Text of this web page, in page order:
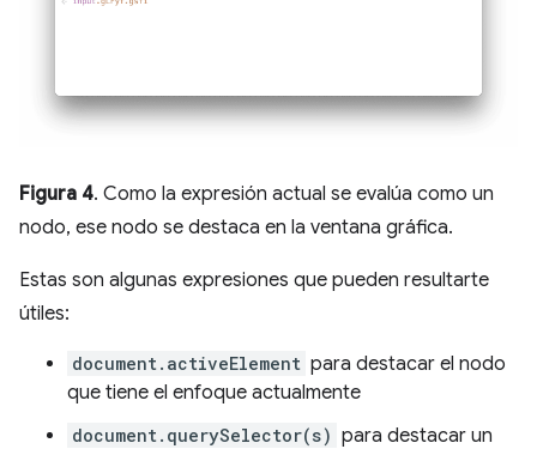
Figura 4. Como la expresión actual se evalúa como un
nodo, ese nodo se destaca en la ventana gráfica.
Estas son algunas expresiones que pueden resultarte
útiles:
document.activeElement para destacar el nodo
que tiene el enfoque actualmente
document.querySelector(s) para destacar un